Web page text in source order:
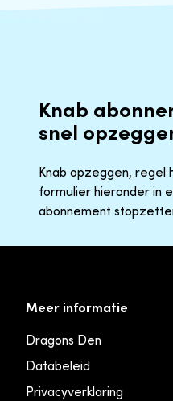
Knab
snel
Knab opzeggen, regel
formulier hieronder in
abonnement
Meer informatie
Dragons Den
Databeleid
Privacyverklaring